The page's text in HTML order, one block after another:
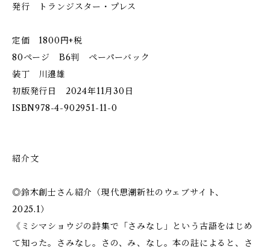
発行 トランジスター・プレス
定価 1800円+税
80ページ B6判 ペーパーバック
装丁 川邉雄
初版発行日 2024年11月30日
ISBN978-4-902951-11-0
紹介文
◎鈴木創士さん紹介（現代思潮新社のウェブサイト、
2025.1）
《ミシマショウジの詩集で「さみなし」という古語をはじめ
て知った。さみなし。さの、み、なし。本の註によると、さ